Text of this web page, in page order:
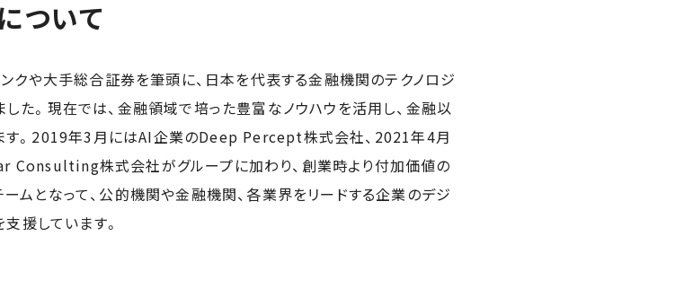
ついて
クや大手総合証券を筆頭に、日本を代表する金融機関のテクノロジ
た。現在では、金融領域で培った豊富なノウハウを活用し、金融以
す。2019年3月にはAI企業のDeep Percept株式会社、2021年4月
Consulting株式会社がグループに加わり、創業時より付加価値の
ムとなって、公的機関や金融機関、各業界をリードする企業のデジ
支援しています。